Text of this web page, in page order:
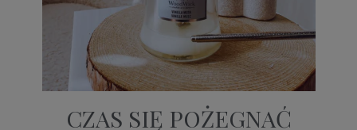
CZAS SIĘ POŻEGNAĆ